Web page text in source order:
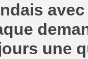
avec
une